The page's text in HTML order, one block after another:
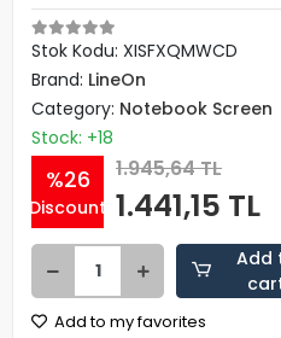
Stok Kodu: XISFXQMWCD
Brand: LineOn
Category: Notebook Screen
Stock: +18
%26
Discount
1.945,64 TL
1.441,15 TL
Add
Add to my favorites